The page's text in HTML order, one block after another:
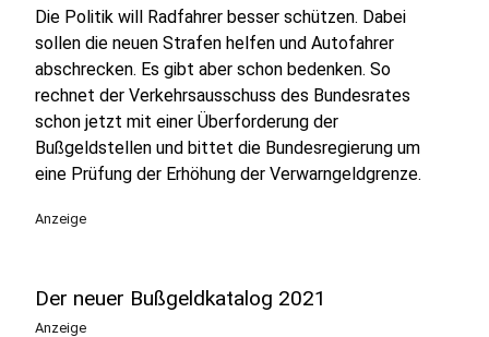
Die Politik will Radfahrer besser schützen. Dabei
sollen die neuen Strafen helfen und Autofahrer
abschrecken. Es gibt aber schon bedenken. So
rechnet der Verkehrsausschuss des Bundesrates
schon jetzt mit einer Überforderung der
Bußgeldstellen und bittet die Bundesregierung um
eine Prüfung der Erhöhung der Verwarngeldgrenze.
Anzeige
Der neuer Bußgeldkatalog 2021
Anzeige